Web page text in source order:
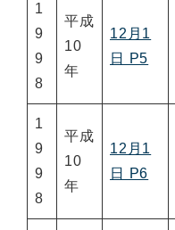
1
9
9
8
平成
10
年
12月1
日 P5
1
9
9
8
平成
10
年
12月1
日 P6